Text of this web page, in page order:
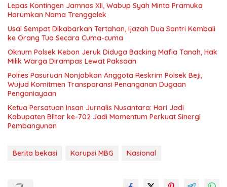
Lepas Kontingen Jamnas XII, Wabup Syah Minta Pramuka
Harumkan Nama Trenggalek
Usai Sempat Dikabarkan Tertahan, Ijazah Dua Santri Kembali
ke Orang Tua Secara Cuma-cuma
Oknum Polsek Kebon Jeruk Diduga Backing Mafia Tanah, Hak
Milik Warga Dirampas Lewat Paksaan
Polres Pasuruan Nonjobkan Anggota Reskrim Polsek Beji,
Wujud Komitmen Transparansi Penanganan Dugaan
Penganiayaan
Ketua Persatuan Insan Jurnalis Nusantara: Hari Jadi
Kabupaten Blitar ke-702 Jadi Momentum Perkuat Sinergi
Pembangunan
Berita bekasi Korupsi MBG Nasional